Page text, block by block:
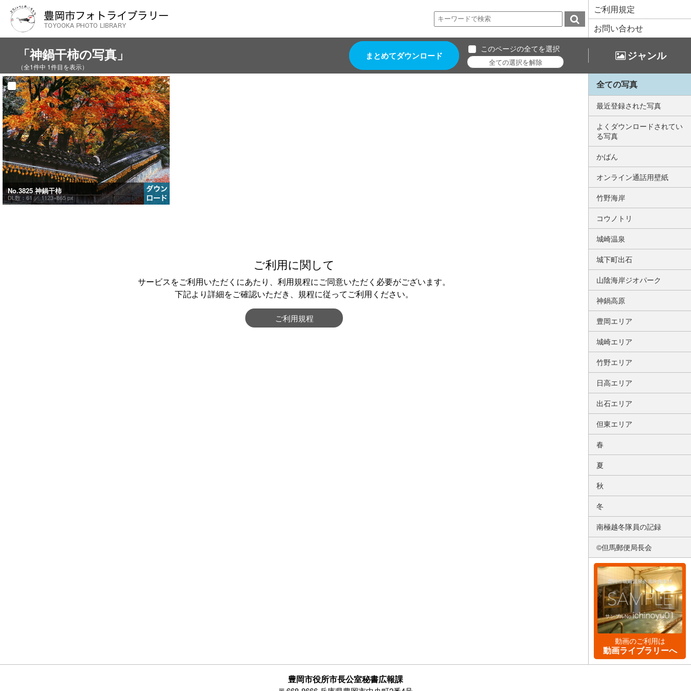
ご利用規定
お問い合わせ
「神鍋干柿の写真」
（全1件中 1件目を表示）
まとめてダウンロード
このページの全てを選択
ジャンル
No.3825 神鍋干柿
DL数：61 ／1123×865 px
ご利用に関して
サービスをご利用いただくにあたり、利用規程にご同意いただく必要がございます。
下記より詳細をご確認いただき、規程に従ってご利用ください。
ご利用規程
全ての写真
最近登録された写真
よくダウンロードされてい
る写真
かばん
オンライン通話用壁紙
竹野海岸
コウノトリ
城崎温泉
城下町出石
山陰海岸ジオパーク
神鍋高原
豊岡エリア
城崎エリア
竹野エリア
日高エリア
出石エリア
但東エリア
春
夏
秋
冬
南極越冬隊員の記録
©但馬郵便局長会
動画のご利用は
動画ライブラリーへ
豊岡市役所市長公室秘書広報課